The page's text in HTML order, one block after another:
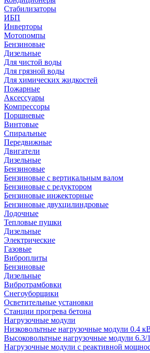
Стабилизаторы
ИБП
Инверторы
Мотопомпы
Бензиновые
Дизельные
Для чистой воды
Для грязной воды
Для химических жидкостей
Пожарные
Аксессуары
Компрессоры
Поршневые
Винтовые
Спиральные
Передвижные
Двигатели
Дизельные
Бензиновые
Бензиновые с вертикальным валом
Бензиновые с редуктором
Бензиновые инжекторные
Бензиновые двухцилиндровые
Лодочные
Тепловые пушки
Дизельные
Электрические
Газовые
Виброплиты
Бензиновые
Дизельные
Вибротрамбовки
Снегоуборщики
Осветительные установки
Станции прогрева бетона
Нагрузочные модули
Низковольтные нагрузочные модули 0.4
Высоковольтные нагрузочные модули 6.3/
Нагрузочные модули с реактивной